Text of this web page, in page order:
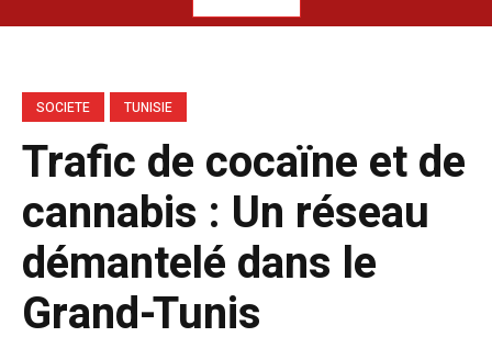
SOCIETE TUNISIE
Trafic de cocaïne et de
cannabis : Un réseau
démantelé dans le
Grand-Tunis